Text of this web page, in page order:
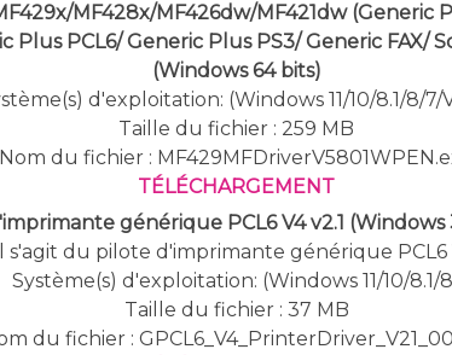
MF428x/MF426dw/MF421dw (Generic
Plus PCL6/ Generic Plus PS3/ Generic FAX/
(Windows 64 bits)
d'exploitation: (Windows 11/10/8.1/8/7/
Taille du fichier : 259 MB
Nom du fichier :
TÉLÉCHARGEMENT
générique PCL6 V4 v2.1 (Windows
Il s'agit du pilote d'imprimante générique PCL6
Système(s) d'exploitation: (Windows 11/10/8.1/
Taille du fichier : 37 MB
du fichier :